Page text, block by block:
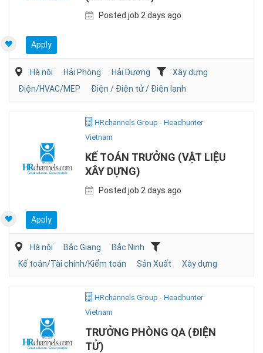
Posted job 2 days ago
Apply
Hà nội Hải Phòng Hải Dương
Xây dựng
Điện/HVAC/MEP
Điện / Điện tử / Điện lạnh
HRchannels Group - Headhunter
Vietnam
KẾ TOÁN TRƯỞNG (VẬT LIỆU
XÂY DỰNG)
Posted job 2 days ago
Apply
Hà nội Bắc Giang
Bắc Ninh
Kế toán/Tài chính/Kiểm toán
Sản Xuất Xây dựng
HRchannels Group - Headhunter
Vietnam
TRƯỞNG PHÒNG QA (ĐIỆN
TỬ)